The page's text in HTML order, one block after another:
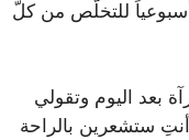
للتخلّص من كلّ
بعد اليوم وتقولي
ستشعرين بالراحة